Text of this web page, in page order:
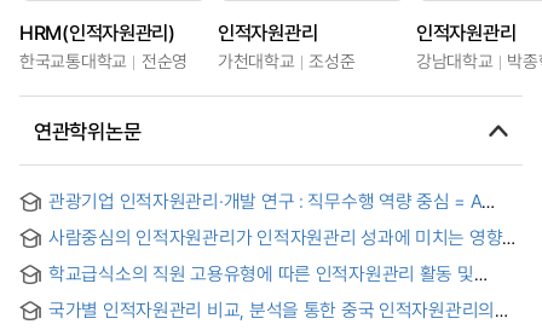
HRM(인적자원관리)
한국교통대학교 전순영
인적자원관리
가천대학교 조성준
인적자원관리
강남대학교 박
연관학위논문
관광기업 인적자원관리·개발 연구 : 직무수행 역량 중심 = A
Development of Tourism Companies : Focusing on Job
Competency
사람중심의 인적자원관리가 인적자원관리 성과에 미치는 영향에
학교급식소의 직원 고용유형에 따른 인적자원관리 활동 및
(원)을 대상으로
국가별 인적자원관리 비교, 분석을 통한 중국 인적자원관리의